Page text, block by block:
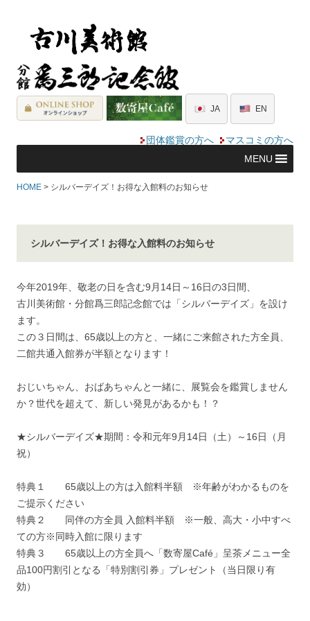
JA EN
団体鑑賞の方へ
マスコミの方へ
MENU
HOME > シルバーデイズ！お得な入館料のお知らせ
シルバーデイズ！お得な入館料のお知らせ
今年2019年、敬老の日を含む9月14日～16日の3日間、
古川美術館・分館爲三郎記念館では「シルバーデイズ」を設け
ます。
この３日間は、65歳以上の方と、一緒にご来館された方全員、
二館共通入館券が半額となります！
おじいちゃん、おばあちゃんと一緒に、展覧会を鑑賞しません
か？世代を超えて、新しい発見があるかも！？
★シルバーデイズ★期間：令和元年9月14日（土）～16日（月
祝）
特典１ 65歳以上の方は入館料半額 ※年齢がわかるものを
ご提示ください
特典２ 同伴の方全員 入館料半額 ※一般、高大・小中すべ
ての方※同時入館に限ります
特典３ 65歳以上の方全員へ「数寄屋Café」呈茶メニュー全
品100円割引となる「特別割引券」プレゼント（当日限り有
効）